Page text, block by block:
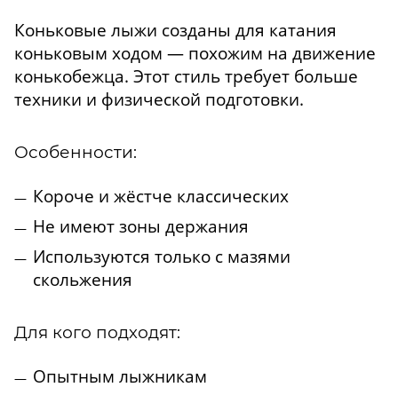
Коньковые лыжи созданы для катания
коньковым ходом — похожим на движение
конькобежца. Этот стиль требует больше
техники и физической подготовки.
Особенности:
Короче и жёстче классических
Не имеют зоны держания
Используются только с мазями
скольжения
Для кого подходят:
Опытным лыжникам